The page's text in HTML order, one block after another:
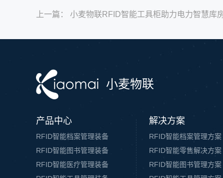
上一篇： 小麦物联RFID智能工具柜助力电力智慧库
小麦物联
产品中心
RFID智能档案管理装备
RFID智能图书管理装备
RFID智能医疗管理装备
解决方案
RFID智能档案管理方案
RFID智能零售解决方案
RFID智能图书管理方案